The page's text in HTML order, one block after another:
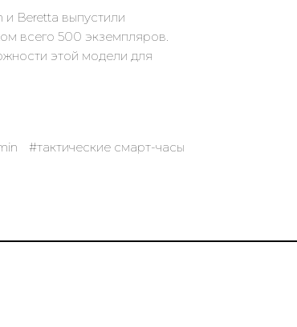
Beretta выпустили
всего 500 экземпляров.
этой модели для
#тактические смарт-часы